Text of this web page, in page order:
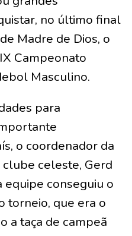
no último final
Madre de Dios, o
Campeonato
Masculino.
para
o coordenador da
celeste, Gerd
equipe conseguiu o
torneio, que era o
a taça de campeã